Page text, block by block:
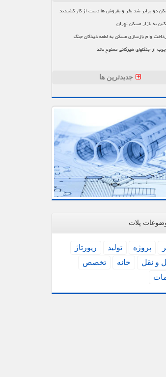
دو برابر شد بخر و بفروش ها دست از کار کشیدند
به بازار مسکن تهران
وام بازسازی مسکن به لطمه دیدگان جنگ
از جنگلهای هیرکانی ممنوع ماند
جدیدترین ها
پلات
پروژه تولید
رپورتاژ
و نقل
خانه
تخصص